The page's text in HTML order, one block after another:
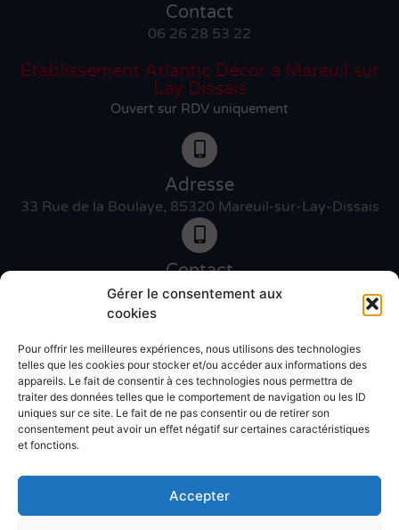
Gérer le consentement aux
cookies
Pour offrir les meilleures expériences, nous utilisons des technologies
telles que les cookies pour stocker et/ou accéder aux informations des
appareils. Le fait de consentir à ces technologies nous permettra de
traiter des données telles que le comportement de navigation ou les ID
uniques sur ce site. Le fait de ne pas consentir ou de retirer son
consentement peut avoir un effet négatif sur certaines caractéristiques
et fonctions.
Accepter
Contact
06 26 28 53 22
Etablissement Atlantic Décor à Mareuil sur
Lay Dissais
Ouvert sur RDV uniquement
Adresse
33 Rue de la Boulaye, 85320 Mareuil-sur-Lay-Dissais
Contact
06 46 27 89 83
Contact
02 51 30 31 09
Devis gratuit